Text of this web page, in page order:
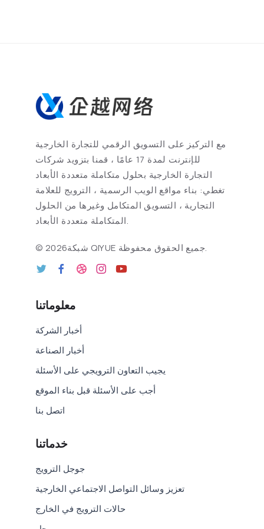
مع التركيز على التسويق الرقمي للتجارة الخارجية
للإنترنت لمدة 17 عامًا ، قمنا بتزويد شركات
التجارة الخارجية بحلول متكاملة متعددة الأبعاد
تغطي: بناء مواقع الويب الرسمية ، الترويج للعلامة
التجارية ، التسويق المتكامل وغيرها من الحلول
المتكاملة متعددة الأبعاد.
© 2026شبكة QIYUE جميع الحقوق محفوظة.
معلوماتنا
أخبار الشركة
أخبار الصناعة
يجيب التعاون الترويجي على الأسئلة
أجب على الأسئلة قبل بناء الموقع
اتصل بنا
خدماتنا
جوجل الترويج
تعزيز وسائل التواصل الاجتماعي الخارجية
حالات الترويج في الخارج